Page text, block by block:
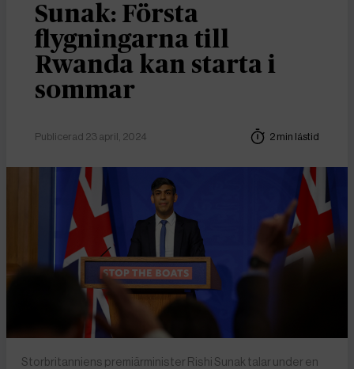
Sunak: Första
flygningarna till
Rwanda kan starta i
sommar
Publicerad 23 april, 2024 2 min lästid
Storbritanniens premiärminister Rishi Sunak talar under en